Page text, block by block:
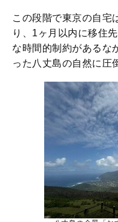
この段階で東京の自宅
り、1ヶ月以内に移住
な時間的制約があるな
った八丈島の自然に圧